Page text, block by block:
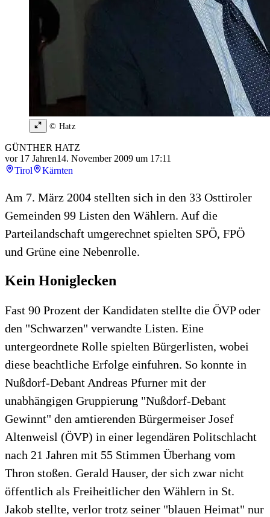
© Hatz
GÜNTHER HATZ
vor 17 Jahren14. November 2009 um 17:11
Tirol
Kärnten
Am 7. März 2004 stellten sich in den 33 Osttiroler
Gemeinden 99 Listen den Wählern. Auf die
Parteilandschaft umgerechnet spielten SPÖ, FPÖ
und Grüne eine Nebenrolle.
Kein Honiglecken
Fast 90 Prozent der Kandidaten stellte die ÖVP oder
den "Schwarzen" verwandte Listen. Eine
untergeordnete Rolle spielten Bürgerlisten, wobei
diese beachtliche Erfolge einfuhren. So konnte in
Nußdorf-Debant Andreas Pfurner mit der
unabhängigen Gruppierung "Nußdorf-Debant
Gewinnt" den amtierenden Bürgermeiser Josef
Altenweisl (ÖVP) in einer legendären Politschlacht
nach 21 Jahren mit 55 Stimmen Überhang vom
Thron stoßen. Gerald Hauser, der sich zwar nicht
öffentlich als Freiheitlicher den Wählern in St.
Jakob stellte, verlor trotz seiner "blauen Heimat" nur